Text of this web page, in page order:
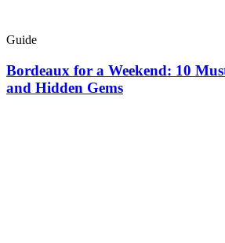
Guide
Bordeaux for a Weekend: 10
and Hidden Gems